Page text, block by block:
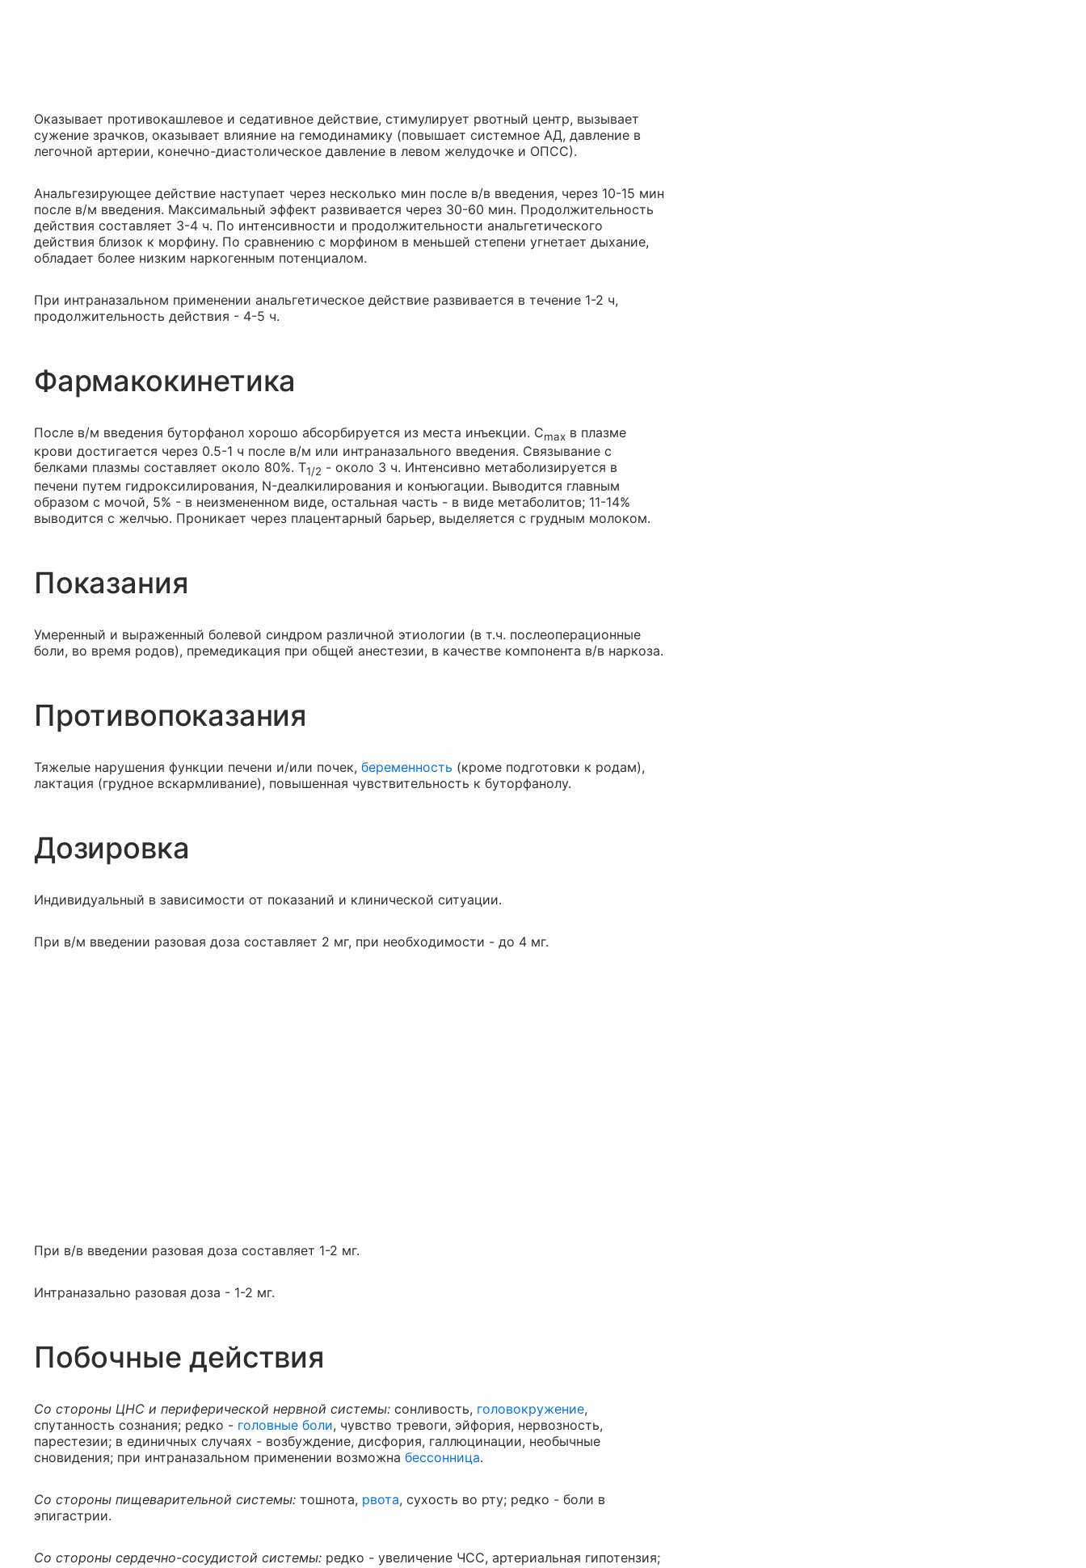
Оказывает противокашлевое и седативное действие, стимулирует рвотный центр, вызывает
сужение зрачков, оказывает влияние на гемодинамику (повышает системное АД, давление в
легочной артерии, конечно-диастолическое давление в левом желудочке и ОПСС).
Анальгезирующее действие наступает через несколько мин после в/в введения, через 10-15 мин
после в/м введения. Максимальный эффект развивается через 30-60 мин. Продолжительность
действия составляет 3-4 ч. По интенсивности и продолжительности анальгетического
действия близок к морфину. По сравнению с морфином в меньшей степени угнетает дыхание,
обладает более низким наркогенным потенциалом.
При интраназальном применении анальгетическое действие развивается в течение 1-2 ч,
продолжительность действия - 4-5 ч.
Фармакокинетика
После в/м введения буторфанол хорошо абсорбируется из места инъекции. Cmax в плазме
крови достигается через 0.5-1 ч после в/м или интраназального введения. Связывание с
белками плазмы составляет около 80%. T1/2 - около 3 ч. Интенсивно метаболизируется в
печени путем гидроксилирования, N-деалкилирования и конъюгации. Выводится главным
образом с мочой, 5% - в неизмененном виде, остальная часть - в виде метаболитов; 11-14%
выводится с желчью. Проникает через плацентарный барьер, выделяется с грудным молоком.
Показания
Умеренный и выраженный болевой синдром различной этиологии (в т.ч. послеоперационные
боли, во время родов), премедикация при общей анестезии, в качестве компонента в/в наркоза.
Противопоказания
Тяжелые нарушения функции печени и/или почек, беременность (кроме подготовки к родам),
лактация (грудное вскармливание), повышенная чувствительность к буторфанолу.
Дозировка
Индивидуальный в зависимости от показаний и клинической ситуации.
При в/м введении разовая доза составляет 2 мг, при необходимости - до 4 мг.
При в/в введении разовая доза составляет 1-2 мг.
Интраназально разовая доза - 1-2 мг.
Побочные действия
Со стороны ЦНС и периферической нервной системы: сонливость, головокружение,
спутанность сознания; редко - головные боли, чувство тревоги, эйфория, нервозность,
парестезии; в единичных случаях - возбуждение, дисфория, галлюцинации, необычные
сновидения; при интраназальном применении возможна бессонница.
Со стороны пищеварительной системы: тошнота, рвота, сухость во рту; редко - боли в
эпигастрии.
Со стороны сердечно-сосудистой системы: редко - увеличение ЧСС, артериальная гипотензия;